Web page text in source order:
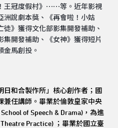
王冠度假村》⋯⋯等。近年影視
洲說劇本獎、《再會啦！小姑
》獲得文化部影集開發補助、
集開發補助、《女神》獲得短片
金馬創投。
日和合製作所」核心創作者；國
兼任講師。畢業於倫敦皇家中央
of Speech & Drama)，為進
Practice) ；畢業於國立臺